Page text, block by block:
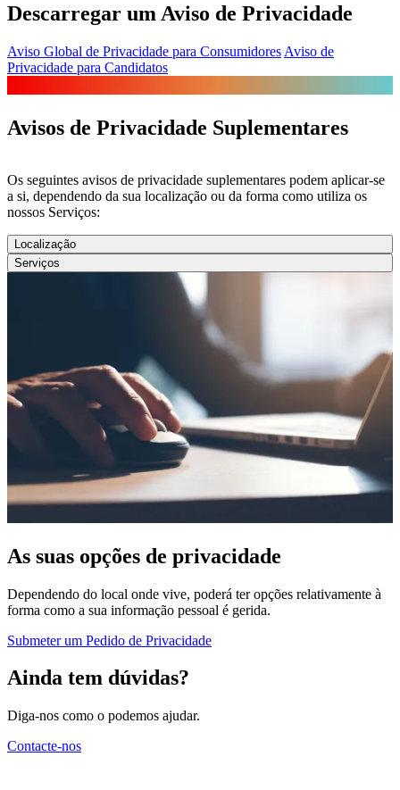
Descarregar um Aviso de Privacidade
Aviso Global de Privacidade para Consumidores Aviso de
Privacidade para Candidatos
Avisos de Privacidade Suplementares
Os seguintes avisos de privacidade suplementares podem aplicar-se
a si, dependendo da sua localização ou da forma como utiliza os
nossos Serviços:
Localização
Serviços
As suas opções de privacidade
Dependendo do local onde vive, poderá ter opções relativamente à
forma como a sua informação pessoal é gerida.
Submeter um Pedido de Privacidade
Ainda tem dúvidas?
Diga-nos como o podemos ajudar.
Contacte-nos